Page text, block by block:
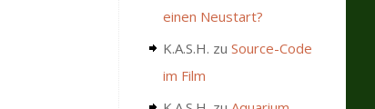
einen Neustart?
K.A.S.H. zu Source-Code
im Film